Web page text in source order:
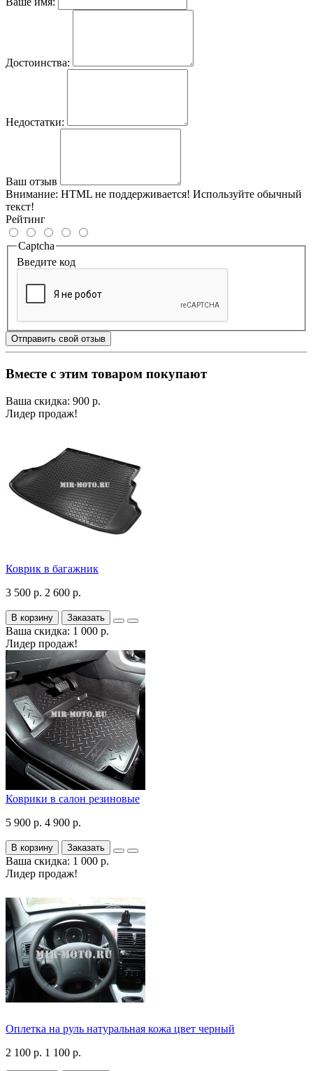
Достоинства:
Недостатки:
Ваш отзыв
Внимание: HTML не поддерживается! Используйте обычный
текст!
Рейтинг
Captcha
Введите код
Отправить свой отзыв
Вместе с этим товаром покупают
Ваша скидка: 900 р.
Лидер продаж!
Коврик в багажник
3 500 р. 2 600 р.
В корзину Заказать
Ваша скидка: 1 000 р.
Лидер продаж!
Коврики в салон резиновые
5 900 р. 4 900 р.
В корзину Заказать
Ваша скидка: 1 000 р.
Лидер продаж!
Оплетка на руль натуральная кожа цвет черный
2 100 р. 1 100 р.